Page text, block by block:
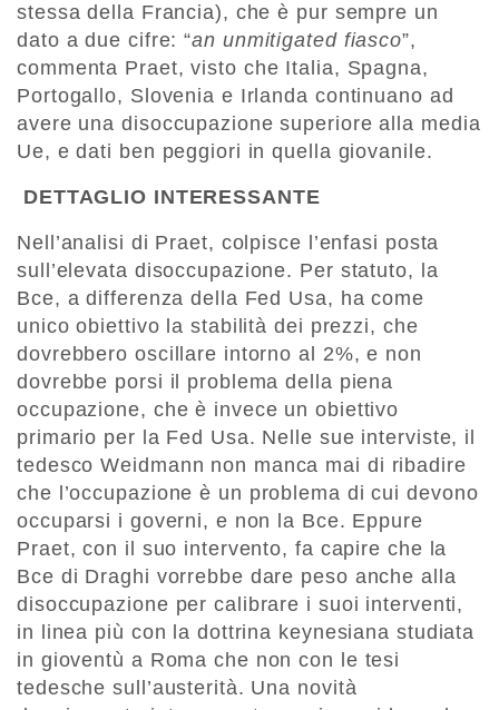
stessa della Francia), che è pur sempre un
dato a due cifre: “an unmitigated fiasco”,
commenta Praet, visto che Italia, Spagna,
Portogallo, Slovenia e Irlanda continuano ad
avere una disoccupazione superiore alla media
Ue, e dati ben peggiori in quella giovanile.
DETTAGLIO INTERESSANTE
Nell’analisi di Praet, colpisce l’enfasi posta
sull’elevata disoccupazione. Per statuto, la
Bce, a differenza della Fed Usa, ha come
unico obiettivo la stabilità dei prezzi, che
dovrebbero oscillare intorno al 2%, e non
dovrebbe porsi il problema della piena
occupazione, che è invece un obiettivo
primario per la Fed Usa. Nelle sue interviste, il
tedesco Weidmann non manca mai di ribadire
che l’occupazione è un problema di cui devono
occuparsi i governi, e non la Bce. Eppure
Praet, con il suo intervento, fa capire che la
Bce di Draghi vorrebbe dare peso anche alla
disoccupazione per calibrare i suoi interventi,
in linea più con la dottrina keynesiana studiata
in gioventù a Roma che non con le tesi
tedesche sull’austerità. Una novità